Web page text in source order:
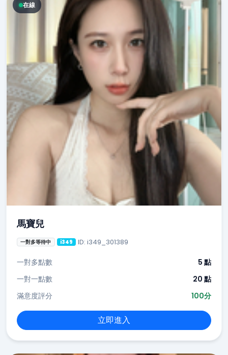
在線
馬寶兒
一對多等待中 i349 ID: i349_301389
一對多點數
5 點
一對一點數
20 點
滿意度評分
100分
立即進入